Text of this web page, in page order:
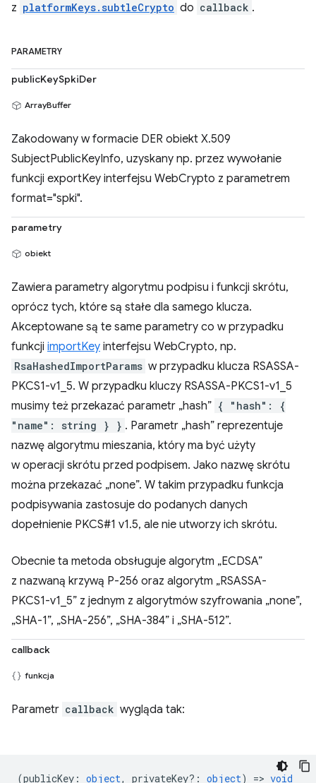
z platformKeys.subtleCrypto do callback .
PARAMETRY
publicKeySpkiDer
ArrayBuffer
Zakodowany w formacie DER obiekt X.509
SubjectPublicKeyInfo, uzyskany np. przez wywołanie
funkcji exportKey interfejsu WebCrypto z parametrem
format="spki".
parametry
obiekt
Zawiera parametry algorytmu podpisu i funkcji skrótu,
oprócz tych, które są stałe dla samego klucza.
Akceptowane są te same parametry co w przypadku
funkcji importKey interfejsu WebCrypto, np.
RsaHashedImportParams w przypadku klucza RSASSA-
PKCS1-v1_5. W przypadku kluczy RSASSA-PKCS1-v1_5
musimy też przekazać parametr „hash” { "hash": {
"name": string } } . Parametr „hash” reprezentuje
nazwę algorytmu mieszania, który ma być użyty
w operacji skrótu przed podpisem. Jako nazwę skrótu
można przekazać „none”. W takim przypadku funkcja
podpisywania zastosuje do podanych danych
dopełnienie PKCS#1 v1.5, ale nie utworzy ich skrótu.
Obecnie ta metoda obsługuje algorytm „ECDSA”
z nazwaną krzywą P-256 oraz algorytm „RSASSA-
PKCS1-v1_5” z jednym z algorytmów szyfrowania „none”,
„SHA-1”, „SHA-256”, „SHA-384” i „SHA-512”.
callback
funkcja
Parametr callback wygląda tak:
(publicKey : object, privateKey? : object) => void